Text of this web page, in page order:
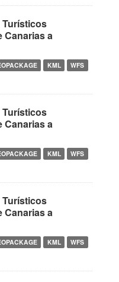
Canarias a
KML
WFS
Canarias a
KML
WFS
Canarias a
KML
WFS